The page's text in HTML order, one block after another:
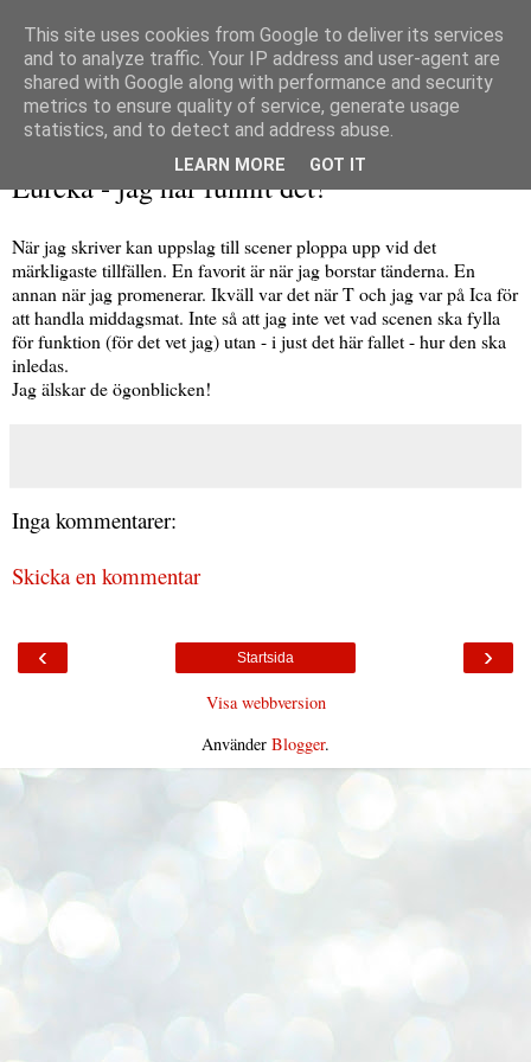
måndag 21 november 2016
Eureka - jag har funnit det!
När jag skriver kan uppslag till scener ploppa upp vid det
märkligaste tillfällen. En favorit är när jag borstar tänderna. En
annan när jag promenerar. Ikväll var det när T och jag var på Ica för
att handla middagsmat. Inte så att jag inte vet vad scenen ska fylla
för funktion (för det vet jag) utan - i just det här fallet - hur den ska
inledas.
Jag älskar de ögonblicken!
Inga kommentarer:
Skicka en kommentar
‹ ›
Startsida
Visa webbversion
Använder Blogger.
This site uses cookies from Google to deliver its services
and to analyze traffic. Your IP address and user-agent are
shared with Google along with performance and security
metrics to ensure quality of service, generate usage
statistics, and to detect and address abuse.
LEARN MORE GOT IT